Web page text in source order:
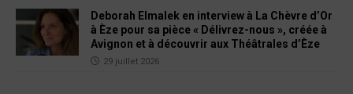
Deborah Elmalek en interview à La Chèvre d’Or
à Èze pour sa pièce « Délivrez-nous », créée à
Avignon et à découvrir aux Théâtrales d’Èze
29 juillet 2026